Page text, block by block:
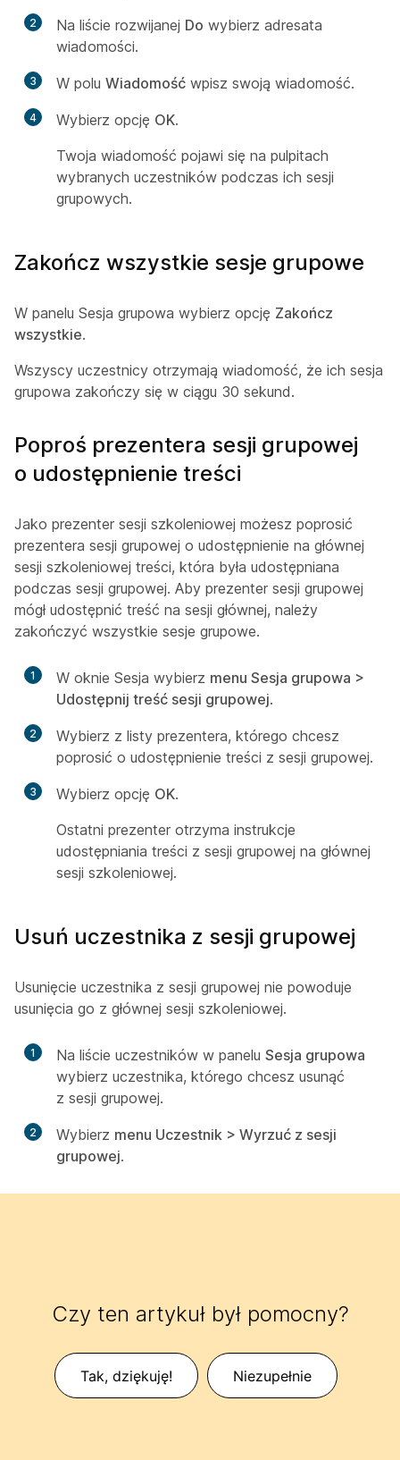
2 Na liście rozwijanej Do wybierz adresata
wiadomości.
3 W polu Wiadomość wpisz swoją wiadomość.
4 Wybierz opcję OK.
Twoja wiadomość pojawi się na pulpitach
wybranych uczestników podczas ich sesji
grupowych.
Zakończ wszystkie sesje grupowe
W panelu Sesja grupowa wybierz opcję Zakończ
wszystkie.
Wszyscy uczestnicy otrzymają wiadomość, że ich sesja
grupowa zakończy się w ciągu 30 sekund.
Poproś prezentera sesji grupowej
o udostępnienie treści
Jako prezenter sesji szkoleniowej możesz poprosić
prezentera sesji grupowej o udostępnienie na głównej
sesji szkoleniowej treści, która była udostępniana
podczas sesji grupowej. Aby prezenter sesji grupowej
mógł udostępnić treść na sesji głównej, należy
zakończyć wszystkie sesje grupowe.
1 W oknie Sesja wybierz menu Sesja grupowa >
Udostępnij treść sesji grupowej.
2
Wybierz z listy prezentera, którego chcesz
poprosić o udostępnienie treści z sesji grupowej.
3 Wybierz opcję OK.
Ostatni prezenter otrzyma instrukcje
udostępniania treści z sesji grupowej na głównej
sesji szkoleniowej.
Usuń uczestnika z sesji grupowej
Usunięcie uczestnika z sesji grupowej nie powoduje
usunięcia go z głównej sesji szkoleniowej.
1 Na liście uczestników w panelu Sesja grupowa
wybierz uczestnika, którego chcesz usunąć
z sesji grupowej.
2 Wybierz menu Uczestnik > Wyrzuć z sesji
grupowej.
Czy ten artykuł był pomocny?
Tak, dziękuję! Niezupełnie